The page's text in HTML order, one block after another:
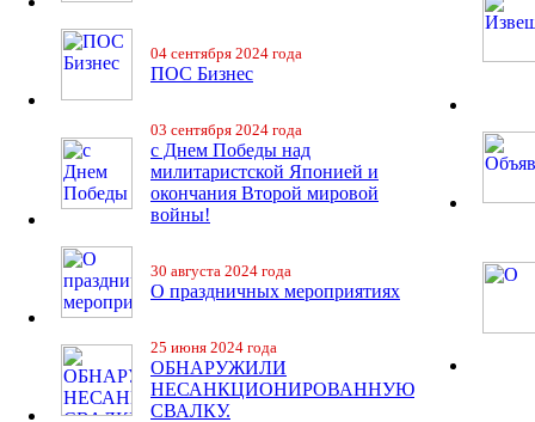
04 сентября 2024 года
ПОС Бизнес
03 сентября 2024 года
с Днем Победы над
милитаристской Японией и
окончания Второй мировой
войны!
30 августа 2024 года
О праздничных мероприятиях
25 июня 2024 года
ОБНАРУЖИЛИ
НЕСАНКЦИОНИРОВАННУЮ
СВАЛКУ.